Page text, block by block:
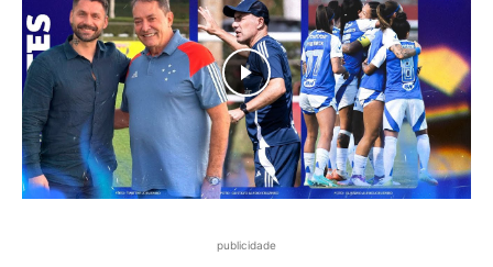
publicidade